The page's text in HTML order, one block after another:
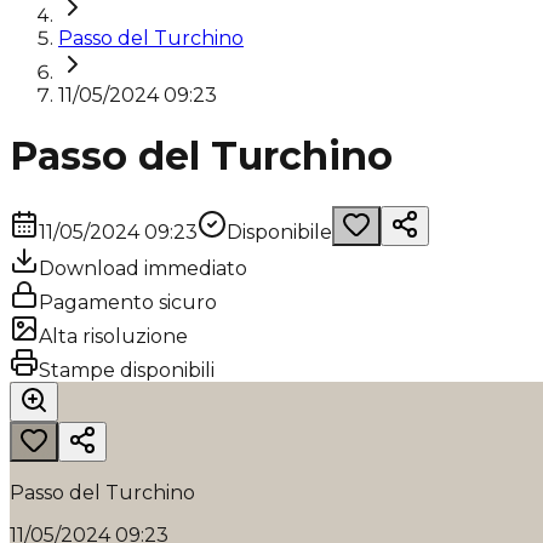
Passo del Turchino
11/05/2024 09:23
Passo del Turchino
11/05/2024 09:23
Disponibile
Download immediato
Pagamento sicuro
Alta risoluzione
Stampe disponibili
Passo del Turchino
11/05/2024 09:23